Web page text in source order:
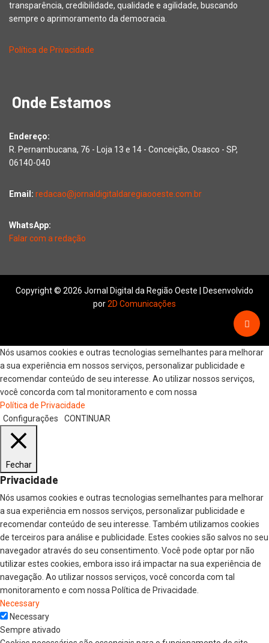
transparência, credibilidade, qualidade e agilidade, buscando
sempre o aprimoramento da democracia.
Política de Privacidade
Onde Estamos
Endereço:
R. Pernambucana, 76 - Loja 13 e 14 - Conceição, Osasco - SP,
06140-040
Email: redacao@jornaldigitaldaregiaooeste.com.br
WhatsApp:
Falar com a redação
Copyright © 2026 Jornal Digital da Região Oeste | Desenvolvido
por2D Comunicações
Nós usamos cookies e outras tecnologias semelhantes para melhorar
a sua experiência em nossos serviços, personalizar publicidade e
recomendar conteúdo de seu interesse. Ao utilizar nossos serviços,
você concorda com tal monitoramento e com nossa
Política de Privacidade
Configurações
CONTINUAR
Fechar
Privacidade
Nós usamos cookies e outras tecnologias semelhantes para melhorar
a sua experiência em nossos serviços, personalizar publicidade e
recomendar conteúdo de seu interesse. Também utilizamos cookies
de terceiros para análise e publicidade. Estes cookies são salvos no seu
navegador através do seu consentimento. Você pode optar por não
utilizar estes cookies, embora isso irá impactar na sua experiência de
navegação. Ao utilizar nossos serviços, você concorda com tal
monitoramento e com nossa Política de Privacidade.
Necessary
Necessary
Sempre ativado